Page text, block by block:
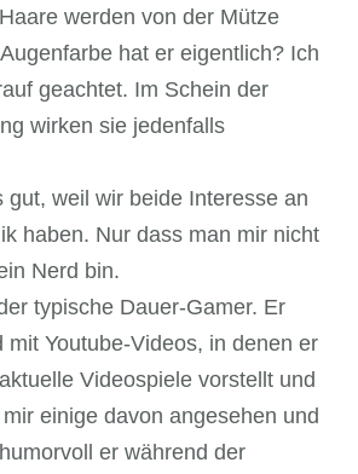
werden von der Mütze
hat er eigentlich? Ich
geachtet. Im Schein der
wirken sie jedenfalls
gut, weil wir beide Interesse an
haben. Nur dass man mir nicht
Nerd bin.
typische Dauer-Gamer. Er
mit Youtube-Videos, in denen er
Videospiele vorstellt und
einige davon angesehen und
er während der